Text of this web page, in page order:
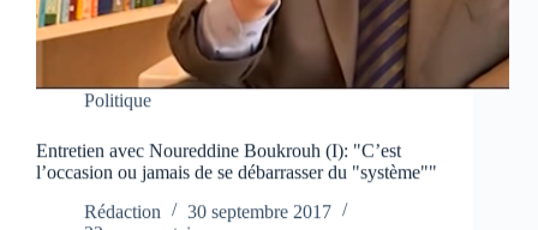
Politique
Entretien avec Noureddine Boukrouh (I): "C’est
l’occasion ou jamais de se débarrasser du "système""
Rédaction
30 septembre 2017